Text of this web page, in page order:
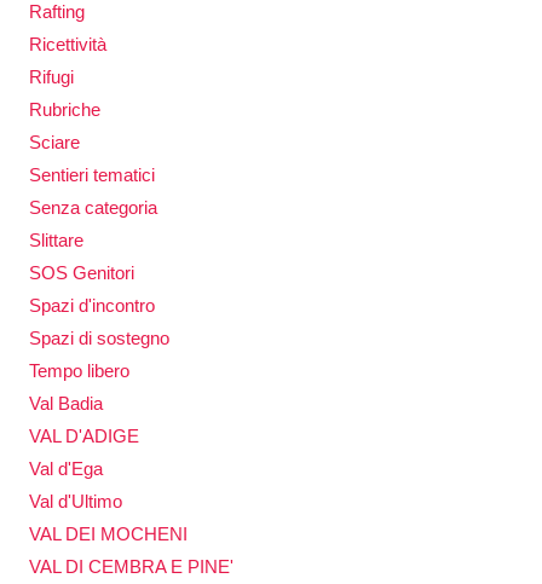
Rafting
Ricettività
Rifugi
Rubriche
Sciare
Sentieri tematici
Senza categoria
Slittare
SOS Genitori
Spazi d'incontro
Spazi di sostegno
Tempo libero
Val Badia
VAL D'ADIGE
Val d'Ega
Val d'Ultimo
VAL DEI MOCHENI
VAL DI CEMBRA E PINE'